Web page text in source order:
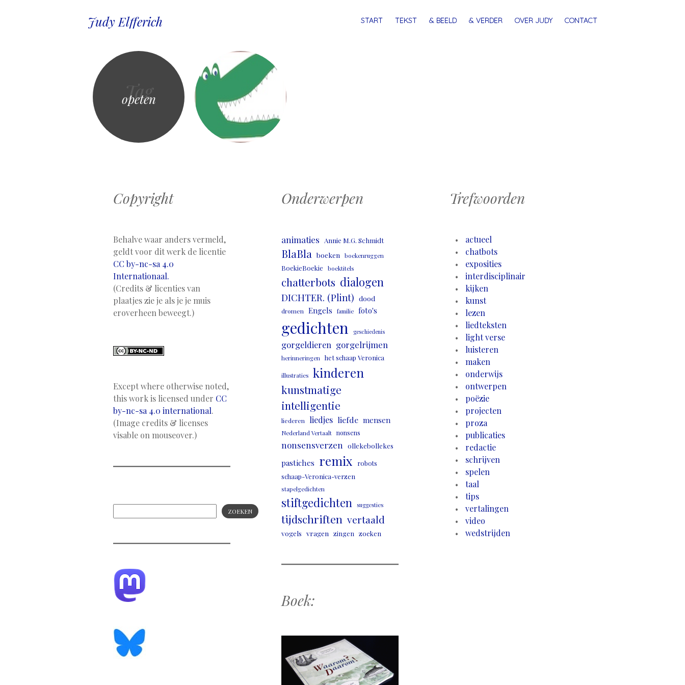
Judy Elfferich MENU
SPRINGSTART TEKST & BEELD & VERDER OVER JUDY CONTACT
Tag
opeten
Copyright
Behalve waar anders vermeld,
geldt voor dit werk de licentie
CC by-nc-sa 4.0
Internationaal.
(Credits & licenties van
plaatjes zie je als je je muis
eroverheen beweegt.)
Except where otherwise noted,
this work is licensed under CC
by-nc-sa 4.0 international.
(Image credits & licenses
visable on mouseover.)
ZOEKEN
Onderwerpen
animaties Annie M.G. Schmidt
BlaBla boeken boekenruggen
BoekieBoekie boektitels
chatterbots dialogen
DICHTER. (Plint) dood
dromen Engels familie foto's
gedichten geschiedenis
gorgeldieren gorgelrijmen
herinneringen het schaap Veronica
illustraties kinderen
kunstmatige
intelligentie
liederen liedjes liefde mensen
Nederland Vertaalt nonsens
nonsensverzen ollekebollekes
pastiches remix
robots
schaap-Veronica-verzen
stapelgedichten
stiftgedichten suggesties
tijdschriften vertaald
vogels vragen zingen zoeken
Boek:
Trefwoorden
actueel
chatbots
exposities
interdisciplinair
kijken
kunst
lezen
liedteksten
light verse
luisteren
maken
onderwijs
ontwerpen
poëzie
projecten
proza
publicaties
redactie
schrijven
spelen
taal
tips
vertalingen
video
wedstrijden